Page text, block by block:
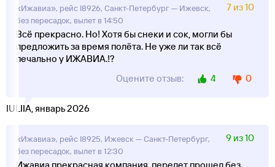
«Ижавиа», рейс I8926, Санкт-Петербург — Ижевск,
без пересадок, вылет в 14:50
7 из 10
Всё прекрасно. Но! Хотя бы снеки и сок, могли бы
предложить за время полёта. Не уже ли так всё
печально у ИЖАВИА.!?
Оцените отзыв:
4 0
IULIIA, январь 2026
«Ижавиа», рейс I8925, Ижевск — Санкт-Петербург,
без пересадок, вылет в 12:30
9 из 10
Ижавиа прекрасная компания, перелет прошел без